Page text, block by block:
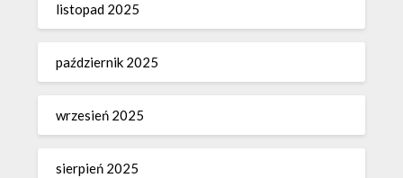
listopad 2025
październik 2025
wrzesień 2025
sierpień 2025